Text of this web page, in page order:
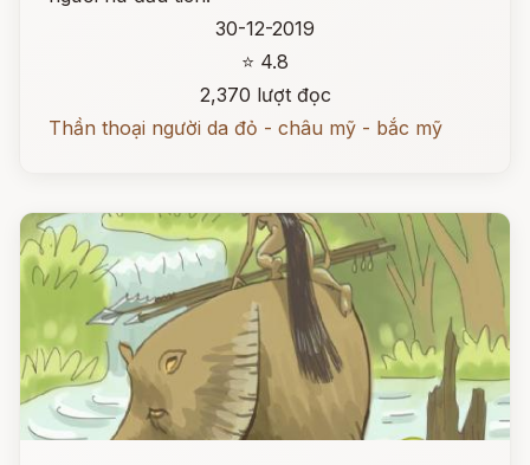
30-12-2019
⭐ 4.8
2,370 lượt đọc
Thần thoại người da đỏ - châu mỹ - bắc mỹ